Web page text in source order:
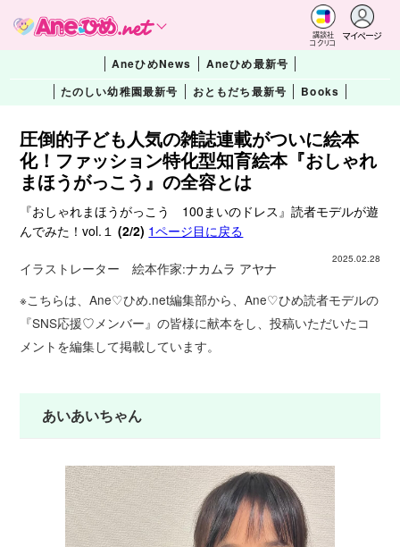
講談社
コクリコ
マイページ
AneひめNews
Aneひめ最新号
たのしい幼稚園最新号
おともだち最新号 Books
圧倒的子ども人気の雑誌連載がついに絵本
化！ファッション特化型知育絵本『おしゃれ
まほうがっこう』の全容とは
『おしゃれまほうがっこう 100まいのドレス』読者モデルが遊
んでみた！vol.１(2/2) 1ページ目に戻る
2025.02.28
イラストレーター 絵本作家:ナカムラ アヤナ
※こちらは、Ane♡ひめ.net編集部から、Ane♡ひめ読者モデルの
『SNS応援♡メンバー』の皆様に献本をし、投稿いただいたコ
メントを編集して掲載しています。
あいあいちゃん